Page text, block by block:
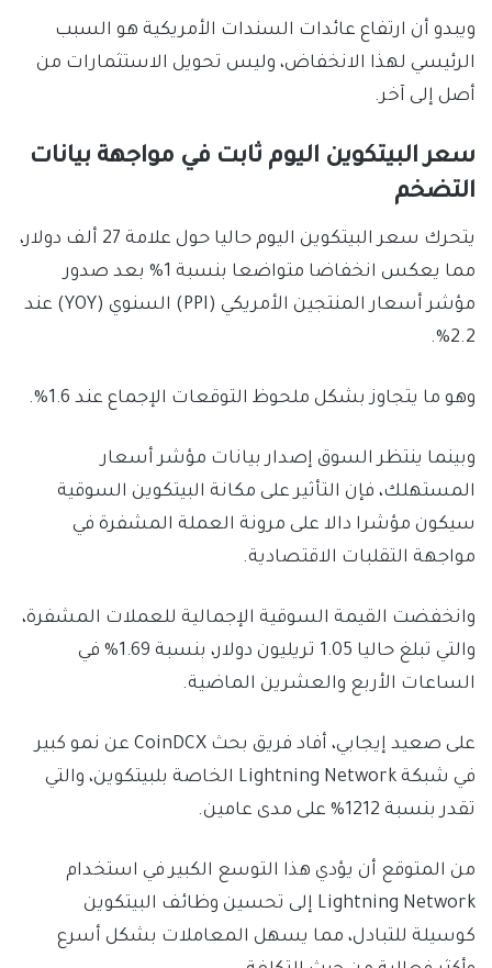
ويبدو أن ارتفاع عائدات السندات الأمريكية هو السبب
الرئيسي لهذا الانخفاض، وليس تحويل الاستثمارات من
أصل إلى آخر.
سعر البيتكوين اليوم ثابت في مواجهة بيانات
التضخم
يتحرك سعر البيتكوين اليوم حاليا حول علامة 27 ألف دولار،
مما يعكس انخفاضا متواضعا بنسبة 1% بعد صدور
مؤشر أسعار المنتجين الأمريكي (PPI) السنوي (YOY) عند
2.2%.
وهو ما يتجاوز بشكل ملحوظ التوقعات الإجماع عند 1.6%.
وبينما ينتظر السوق إصدار بيانات مؤشر أسعار
المستهلك، فإن التأثير على مكانة البيتكوين السوقية
سيكون مؤشرا دالا على مرونة العملة المشفرة في
مواجهة التقلبات الاقتصادية.
وانخفضت القيمة السوقية الإجمالية للعملات المشفرة،
والتي تبلغ حاليا 1.05 تريليون دولار، بنسبة 1.69% في
الساعات الأربع والعشرين الماضية.
على صعيد إيجابي، أفاد فريق بحث CoinDCX عن نمو كبير
في شبكة Lightning Network الخاصة بلبيتكوين، والتي
تقدر بنسبة 1212% على مدى عامين.
من المتوقع أن يؤدي هذا التوسع الكبير في استخدام
Lightning Network إلى تحسين وظائف البيتكوين
كوسيلة للتبادل، مما يسهل المعاملات بشكل أسرع